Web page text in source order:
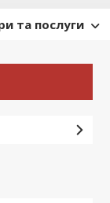
та послуги